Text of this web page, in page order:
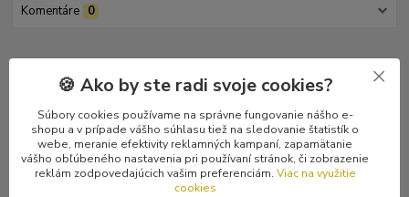
Komentáre 0
Black metal z Ruska. Posledný kus.
Tracklist
1 The Dark Transformation
2 Ritual Of The East Throne
🍪 Ako by ste radi svoje cookies?
Súbory cookies používame na správne fungovanie nášho e-
shopu a v prípade vášho súhlasu tiež na sledovanie štatistík o
webe, meranie efektivity reklamných kampaní, zapamätanie
vášho obľúbeného nastavenia pri používaní stránok, či zobrazenie
reklám zodpovedajúcich vašim preferenciám. Viac na využitie
cookies